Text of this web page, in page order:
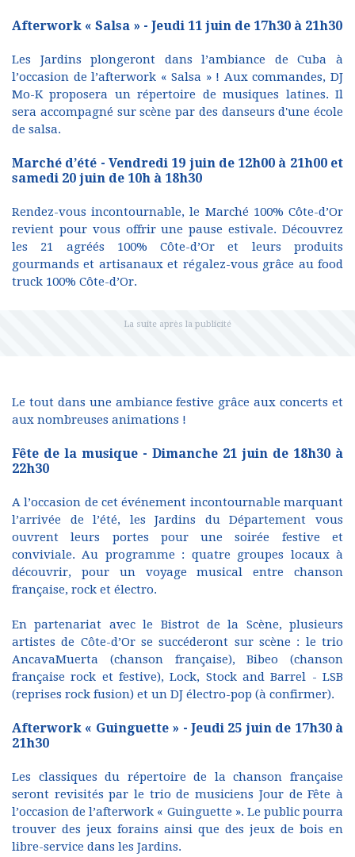
Afterwork « Salsa » - Jeudi 11 juin de 17h30 à 21h30
Les Jardins plongeront dans l’ambiance de Cuba à
l’occasion de l’afterwork « Salsa » ! Aux commandes, DJ
Mo-K proposera un répertoire de musiques latines. Il
sera accompagné sur scène par des danseurs d'une école
de salsa.
Marché d’été - Vendredi 19 juin de 12h00 à 21h00 et
samedi 20 juin de 10h à 18h30
Rendez-vous incontournable, le Marché 100% Côte-d’Or
revient pour vous offrir une pause estivale. Découvrez
les 21 agréés 100% Côte-d’Or et leurs produits
gourmands et artisanaux et régalez-vous grâce au food
truck 100% Côte-d’Or.
Le tout dans une ambiance festive grâce aux concerts et
aux nombreuses animations !
Fête de la musique - Dimanche 21 juin de 18h30 à
22h30
A l’occasion de cet événement incontournable marquant
l’arrivée de l’été, les Jardins du Département vous
ouvrent leurs portes pour une soirée festive et
conviviale. Au programme : quatre groupes locaux à
découvrir, pour un voyage musical entre chanson
française, rock et électro.
En partenariat avec le Bistrot de la Scène, plusieurs
artistes de Côte-d’Or se succéderont sur scène : le trio
AncavaMuerta (chanson française), Bibeo (chanson
française rock et festive), Lock, Stock and Barrel - LSB
(reprises rock fusion) et un DJ électro-pop (à confirmer).
Afterwork « Guinguette » - Jeudi 25 juin de 17h30 à
21h30
Les classiques du répertoire de la chanson française
seront revisités par le trio de musiciens Jour de Fête à
l’occasion de l’afterwork « Guinguette ». Le public pourra
trouver des jeux forains ainsi que des jeux de bois en
libre-service dans les Jardins.